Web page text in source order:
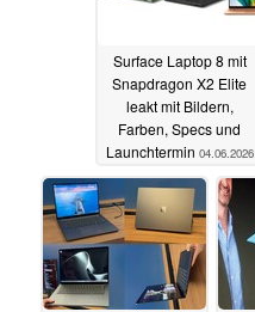
Surface Laptop 8 mit
Snapdragon X2 Elite
leakt mit Bildern,
Farben, Specs und
Launchtermin 04.06.2026